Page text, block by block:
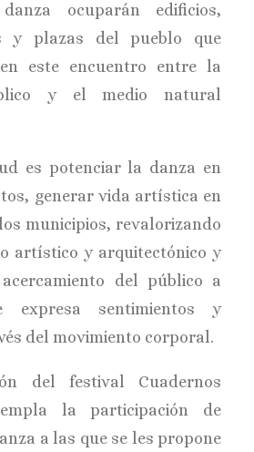
ocuparán edificios,
y plazas del pueblo que
este encuentro entre la
y el medio natural
es potenciar la danza en
generar vida artística en
municipios, revalorizando
artístico y arquitectónico y
del público a
expresa sentimientos y
del movimiento corporal.
del festival Cuadernos
la participación de
a las que se les propone